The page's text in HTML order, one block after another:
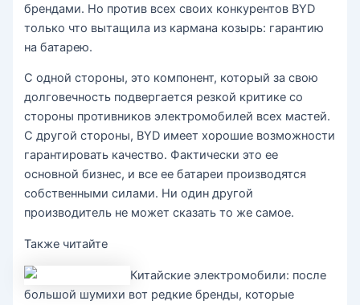
брендами. Но против всех своих конкурентов BYD
только что вытащила из кармана козырь: гарантию
на батарею.
С одной стороны, это компонент, который за свою
долговечность подвергается резкой критике со
стороны противников электромобилей всех мастей.
С другой стороны, BYD имеет хорошие возможности
гарантировать качество. Фактически это ее
основной бизнес, и все ее батареи производятся
собственными силами. Ни один другой
производитель не может сказать то же самое.
Также читайте
Китайские электромобили: после
большой шумихи вот редкие бренды, которые